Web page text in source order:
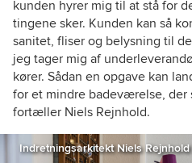
kunden hyrer mig til at stå for
tingene sker. Kunden kan så
sanitet, fliser og belysning til
jeg tager mig af
kører. Sådan en opgave kan
for et mindre badeværelse, der
fortæller Niels Rejnhold.
Indretningsarkitekt Niels Rejnhold